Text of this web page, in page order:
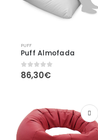
PUFF
Puff Almofada
0out of 5
86,30€